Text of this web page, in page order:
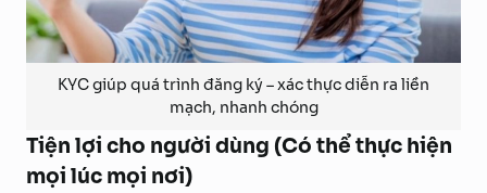
KYC giúp quá trình đăng ký – xác thực diễn ra liền
mạch, nhanh chóng
Tiện lợi cho người dùng (Có thể thực hiện
mọi lúc mọi nơi)